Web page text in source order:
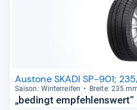
Austone SKADI SP-901;
Sai­son: Win­ter­rei­fen Breite: 235
„bedingt